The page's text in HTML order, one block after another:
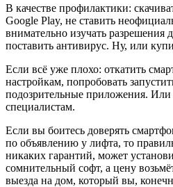
В качестве профилактики:
Google Play, не ставить
внимательно изучать разрешения
поставить антивирус. Ну, или
Если всё уже плохо: откатить
настройкам, попробовать
подозрительные приложения. Или
специалистам.
Если вы боитесь доверять
по объявлению у лифта, то
никаких гарантий, может
сомнительный софт, а цену
выезда на дом, который вы,